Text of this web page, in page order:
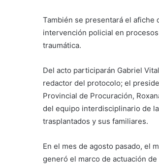
También se presentará el afiche
intervención policial en
traumática.
Del acto participarán Gabriel
redactor del protocolo; el
Provincial de Procuración,
del equipo interdisciplinario de
trasplantados y sus familiares.
En el mes de agosto pasado, el
generó el marco de actuación